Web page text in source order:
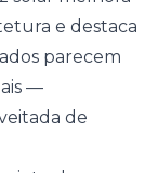
e destaca
parecem
—
de